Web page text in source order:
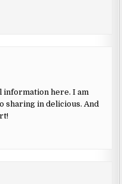
information here. I am
sharing in delicious. And